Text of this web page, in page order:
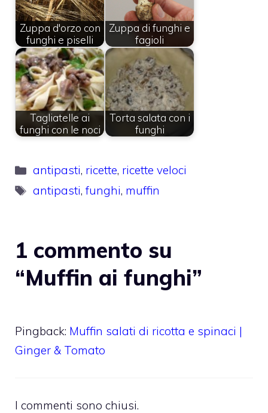
Zuppa d'orzo con
funghi e piselli
Zuppa di funghi e
fagioli
Tagliatelle ai
funghi con le noci
Torta salata con i
funghi
Categorie
antipasti, ricette, ricette veloci
Tag
antipasti,funghi, muffin
1 commento su
“Muffin ai funghi”
Pingback: Muffin salati di ricotta e spinaci |
Ginger & Tomato
I commenti sono chiusi.